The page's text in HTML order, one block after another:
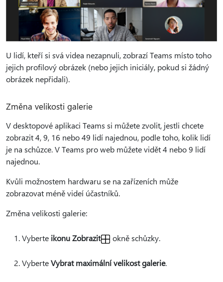
U lidí, kteří si svá videa nezapnuli, zobrazí Teams místo toho
jejich profilový obrázek (nebo jejich iniciály, pokud si žádný
obrázek nepřidali).
Změna velikosti galerie
V desktopové aplikaci Teams si můžete zvolit, jestli chcete
zobrazit 4, 9, 16 nebo 49 lidí najednou, podle toho, kolik lidí
je na schůzce. V Teams pro web můžete vidět 4 nebo 9 lidí
najednou.
Kvůli možnostem hardwaru se na zařízeních může
zobrazovat méně videí účastníků.
Změna velikosti galerie:
Vyberte ikonu Zobrazit okně schůzky.
VyberteVybrat maximální velikost galerie.